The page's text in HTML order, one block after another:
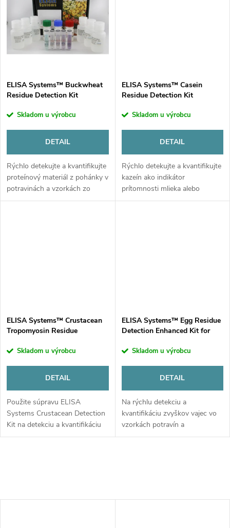
t
o
v
t
o
v
ELISA Systems™ Buckwheat
Residue Detection Kit
Skladom u výrobcu
DETAIL
Rýchlo detekujte a kvantifikujte
proteínový materiál z pohánky v
potravinách a vzorkách zo
životného prostredia. ELISA kit,
ELISA Systems™ Casein
Residue Detection Kit
Skladom u výrobcu
DETAIL
Rýchlo detekujte a kvantifikujte
kazeín ako indikátor
prítomnosti mlieka alebo
mliečnych výrobkov v
ELISA Systems™ Crustacean
Tropomyosin Residue
Skladom u výrobcu
DETAIL
Použite súpravu ELISA
Systems Crustacean Detection
Kit na detekciu a kvantifikáciu
tropomyozínu ako indikátora
ELISA Systems™ Egg Residue
Detection Enhanced Kit for
Skladom u výrobcu
DETAIL
Na rýchlu detekciu a
kvantifikáciu zvyškov vajec vo
vzorkách potravín a
enviromentálnych vzorkách